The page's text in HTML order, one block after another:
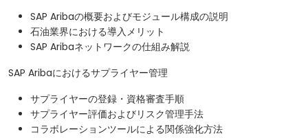
SAP Aribaの概要およびモジュール構成の説明
石油業界における導入メリット
SAP Aribaネットワークの仕組み解説
SAP Aribaにおけるサプライヤー管理
サプライヤーの登録・資格審査手順
サプライヤー評価およびリスク管理手法
コラボレーションツールによる関係強化方法